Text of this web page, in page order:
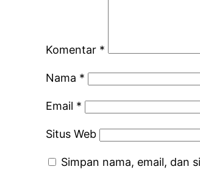
Komentar *
Nama *
Email *
Situs Web
Simpan nama, email, dan